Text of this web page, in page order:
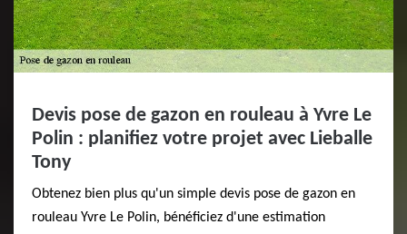
Devis pose de gazon en rouleau à Yvre Le
Polin : planifiez votre projet avec Lieballe
Tony
Obtenez bien plus qu'un simple devis pose de gazon en
rouleau Yvre Le Polin, bénéficiez d'une estimation